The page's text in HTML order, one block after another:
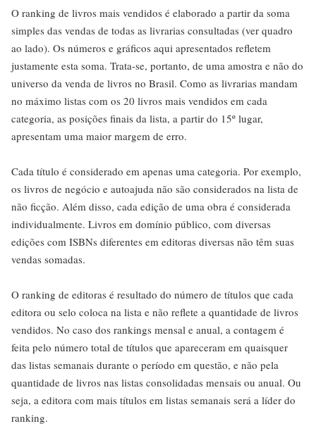
O ranking de livros mais vendidos é elaborado a partir da soma
simples das vendas de todas as livrarias consultadas (ver quadro
ao lado). Os números e gráficos aqui apresentados refletem
justamente esta soma. Trata-se, portanto, de uma amostra e não do
universo da venda de livros no Brasil. Como as livrarias mandam
no máximo listas com os 20 livros mais vendidos em cada
categoria, as posições finais da lista, a partir do 15º lugar,
apresentam uma maior margem de erro.
Cada título é considerado em apenas uma categoria. Por exemplo,
os livros de negócio e autoajuda não são considerados na lista de
não ficção. Além disso, cada edição de uma obra é considerada
individualmente. Livros em domínio público, com diversas
edições com ISBNs diferentes em editoras diversas não têm suas
vendas somadas.
O ranking de editoras é resultado do número de títulos que cada
editora ou selo coloca na lista e não reflete a quantidade de livros
vendidos. No caso dos rankings mensal e anual, a contagem é
feita pelo número total de títulos que apareceram em quaisquer
das listas semanais durante o período em questão, e não pela
quantidade de livros nas listas consolidadas mensais ou anual. Ou
seja, a editora com mais títulos em listas semanais será a líder do
ranking.